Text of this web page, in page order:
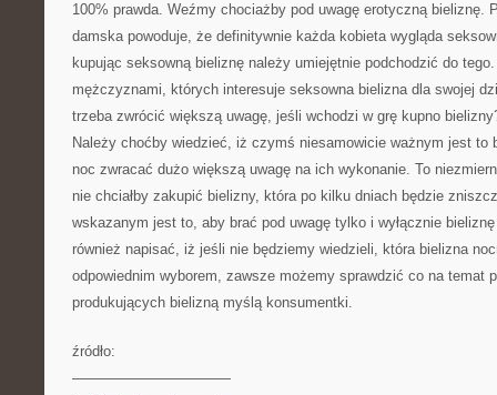
100% prawda. Weźmy chociażby pod uwagę erotyczną bieliznę.
damska powoduje, że definitywnie każda kobieta wygląda
kupując seksowną bieliznę należy umiejętnie podchodzić do
mężczyznami, których interesuje seksowna bielizna dla swojej
trzeba zwrócić większą uwagę, jeśli wchodzi w grę kupno
Należy choćby wiedzieć, iż czymś niesamowicie ważnym jest to
noc zwracać dużo większą uwagę na ich wykonanie. To
nie chciałby zakupić bielizny, która po kilku dniach będzie
wskazanym jest to, aby brać pod uwagę tylko i wyłącznie
również napisać, iż jeśli nie będziemy wiedzieli, która bielizna
odpowiednim wyborem, zawsze możemy sprawdzić co na temat
produkujących bielizną myślą konsumentki.
źródło:
———————————